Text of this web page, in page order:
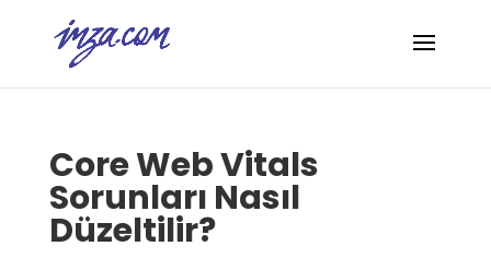
Core Web Vitals
Sorunları Nasıl
Düzeltilir?